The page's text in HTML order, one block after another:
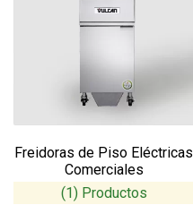
Freidoras de Piso Eléctricas
Comerciales
(1)